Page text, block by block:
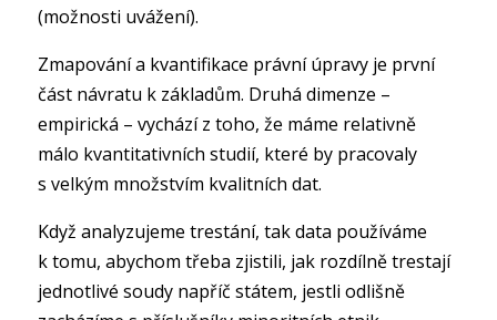
(možnosti uvážení).
Zmapování a kvantifikace právní úpravy je první
část návratu k základům. Druhá dimenze –
empirická – vychází z toho, že máme relativně
málo kvantitativních studií, které by pracovaly
s velkým množstvím kvalitních dat.
Když analyzujeme trestání, tak data používáme
k tomu, abychom třeba zjistili, jak rozdílně trestají
jednotlivé soudy napříč státem, jestli odlišně